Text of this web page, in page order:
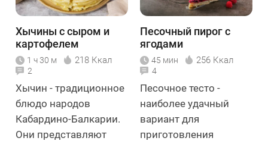
Хычины с сыром и
картофелем
1 ч 30 м 218 Ккал
2
Хычин - традиционное
блюдо народов
Кабардино-Балкарии.
Они представляют
Песочный пирог с
ягодами
45 мин 256 Ккал
4
Песочное тесто -
наиболее удачный
вариант для
приготовления